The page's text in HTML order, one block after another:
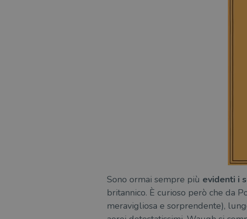
Sono ormai sempre più evidenti i
britannico. È curioso però che da
meravigliosa e sorprendente),